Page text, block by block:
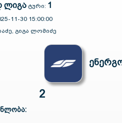
ლიგა ტური: 1
11-30 15:00:00
გიგა ლომიძე
2